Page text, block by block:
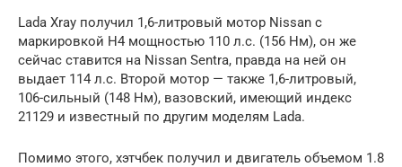
Lada Xray получил 1,6-литровый мотор Nissan с
маркировкой H4 мощностью 110 л.с. (156 Нм), он же
сейчас ставится на Nissan Sentra, правда на ней он
выдает 114 л.с. Второй мотор — также 1,6-литровый,
106-сильный (148 Нм), вазовский, имеющий индекс
21129 и известный по другим моделям Lada.
Помимо этого, хэтчбек получил и двигатель объемом 1.8